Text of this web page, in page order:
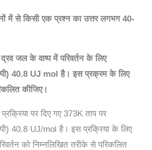
में से किसी एक प्रश्न का उत्तर लगभग 40-
जल के वाष्प में परिवर्तन के लिए
40.8 UJ mol है। इस प्रक्रम के लिए
कीजिए।
पर दिए गए 373K ताप पर
40.8 UJ/mol है। इस प्रक्रिया के लिए
को निम्नलिखित तरीके से परिकलित